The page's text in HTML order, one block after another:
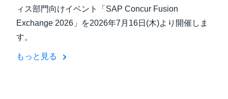
ィス部門向けイベント「SAP Concur Fusion
Exchange 2026」を2026年7月16日(木)より開催しま
す。
もっと見る